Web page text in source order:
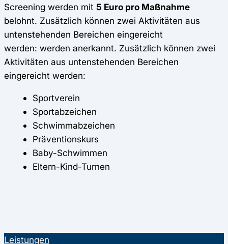
Screening werden mit 5 Euro pro Maßnahme
belohnt. Zusätzlich können zwei Aktivitäten aus
untenstehenden Bereichen eingereicht
werden: werden anerkannt. Zusätzlich können zwei
Aktivitäten aus untenstehenden Bereichen
eingereicht werden:
Sportverein
Sportabzeichen
Schwimmabzeichen
Präventionskurs
Baby-Schwimmen
Eltern-Kind-Turnen
Leistungen